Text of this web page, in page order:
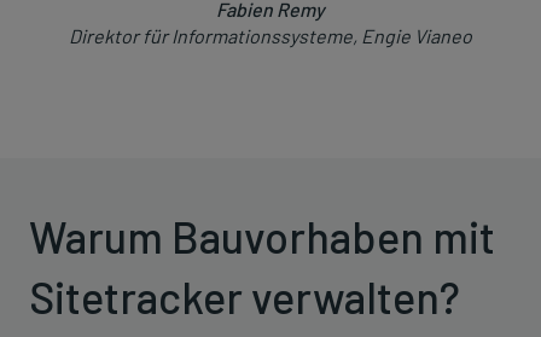
Fabien Remy
Direktor für Informationssysteme, Engie Vianeo
Warum Bauvorhaben mit
Sitetracker verwalten?